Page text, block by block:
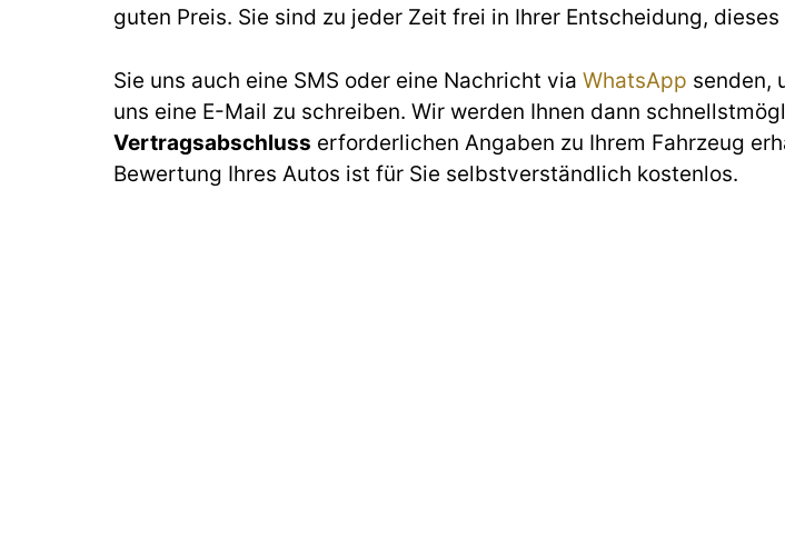
guten Preis. Sie sind zu jeder Zeit frei in Ihrer Entscheidung,
Sie uns auch eine SMS oder eine Nachricht via WhatsApp senden,
uns eine E-Mail zu schreiben. Wir werden Ihnen dann
Vertragsabschluss erforderlichen Angaben zu Ihrem Fahrzeug
Bewertung Ihres Autos ist für Sie selbstverständlich kostenlos.